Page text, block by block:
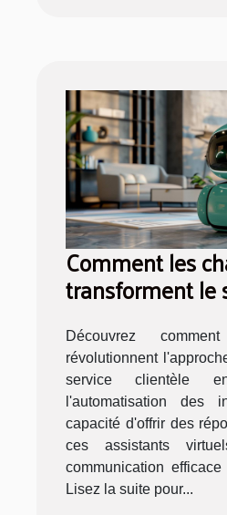
Comment les
transforment le
Découvrez
révolutionnent
service clientèle
l'automatisation des
capacité d'offrir des
ces assistants
communication
Lisez la suite pour...